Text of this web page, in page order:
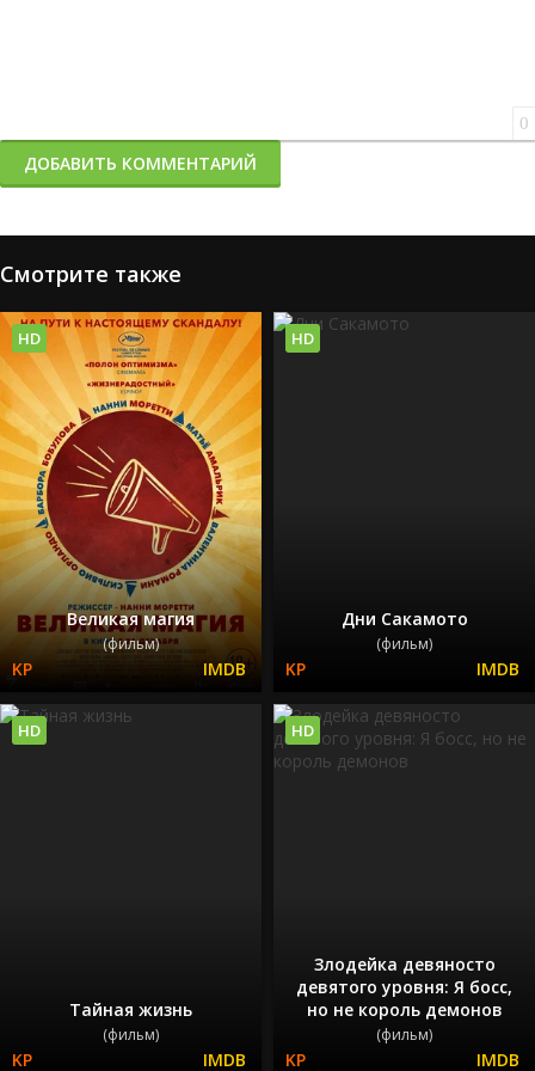
0
ДОБАВИТЬ КОММЕНТАРИЙ
Смотрите также
Великая магия
(фильм)
HD
Дни Сакамото
(фильм)
HD
Тайная жизнь
(фильм)
HD
Злодейка девяносто
девятого уровня: Я босс,
но не король демонов
(фильм)
HD